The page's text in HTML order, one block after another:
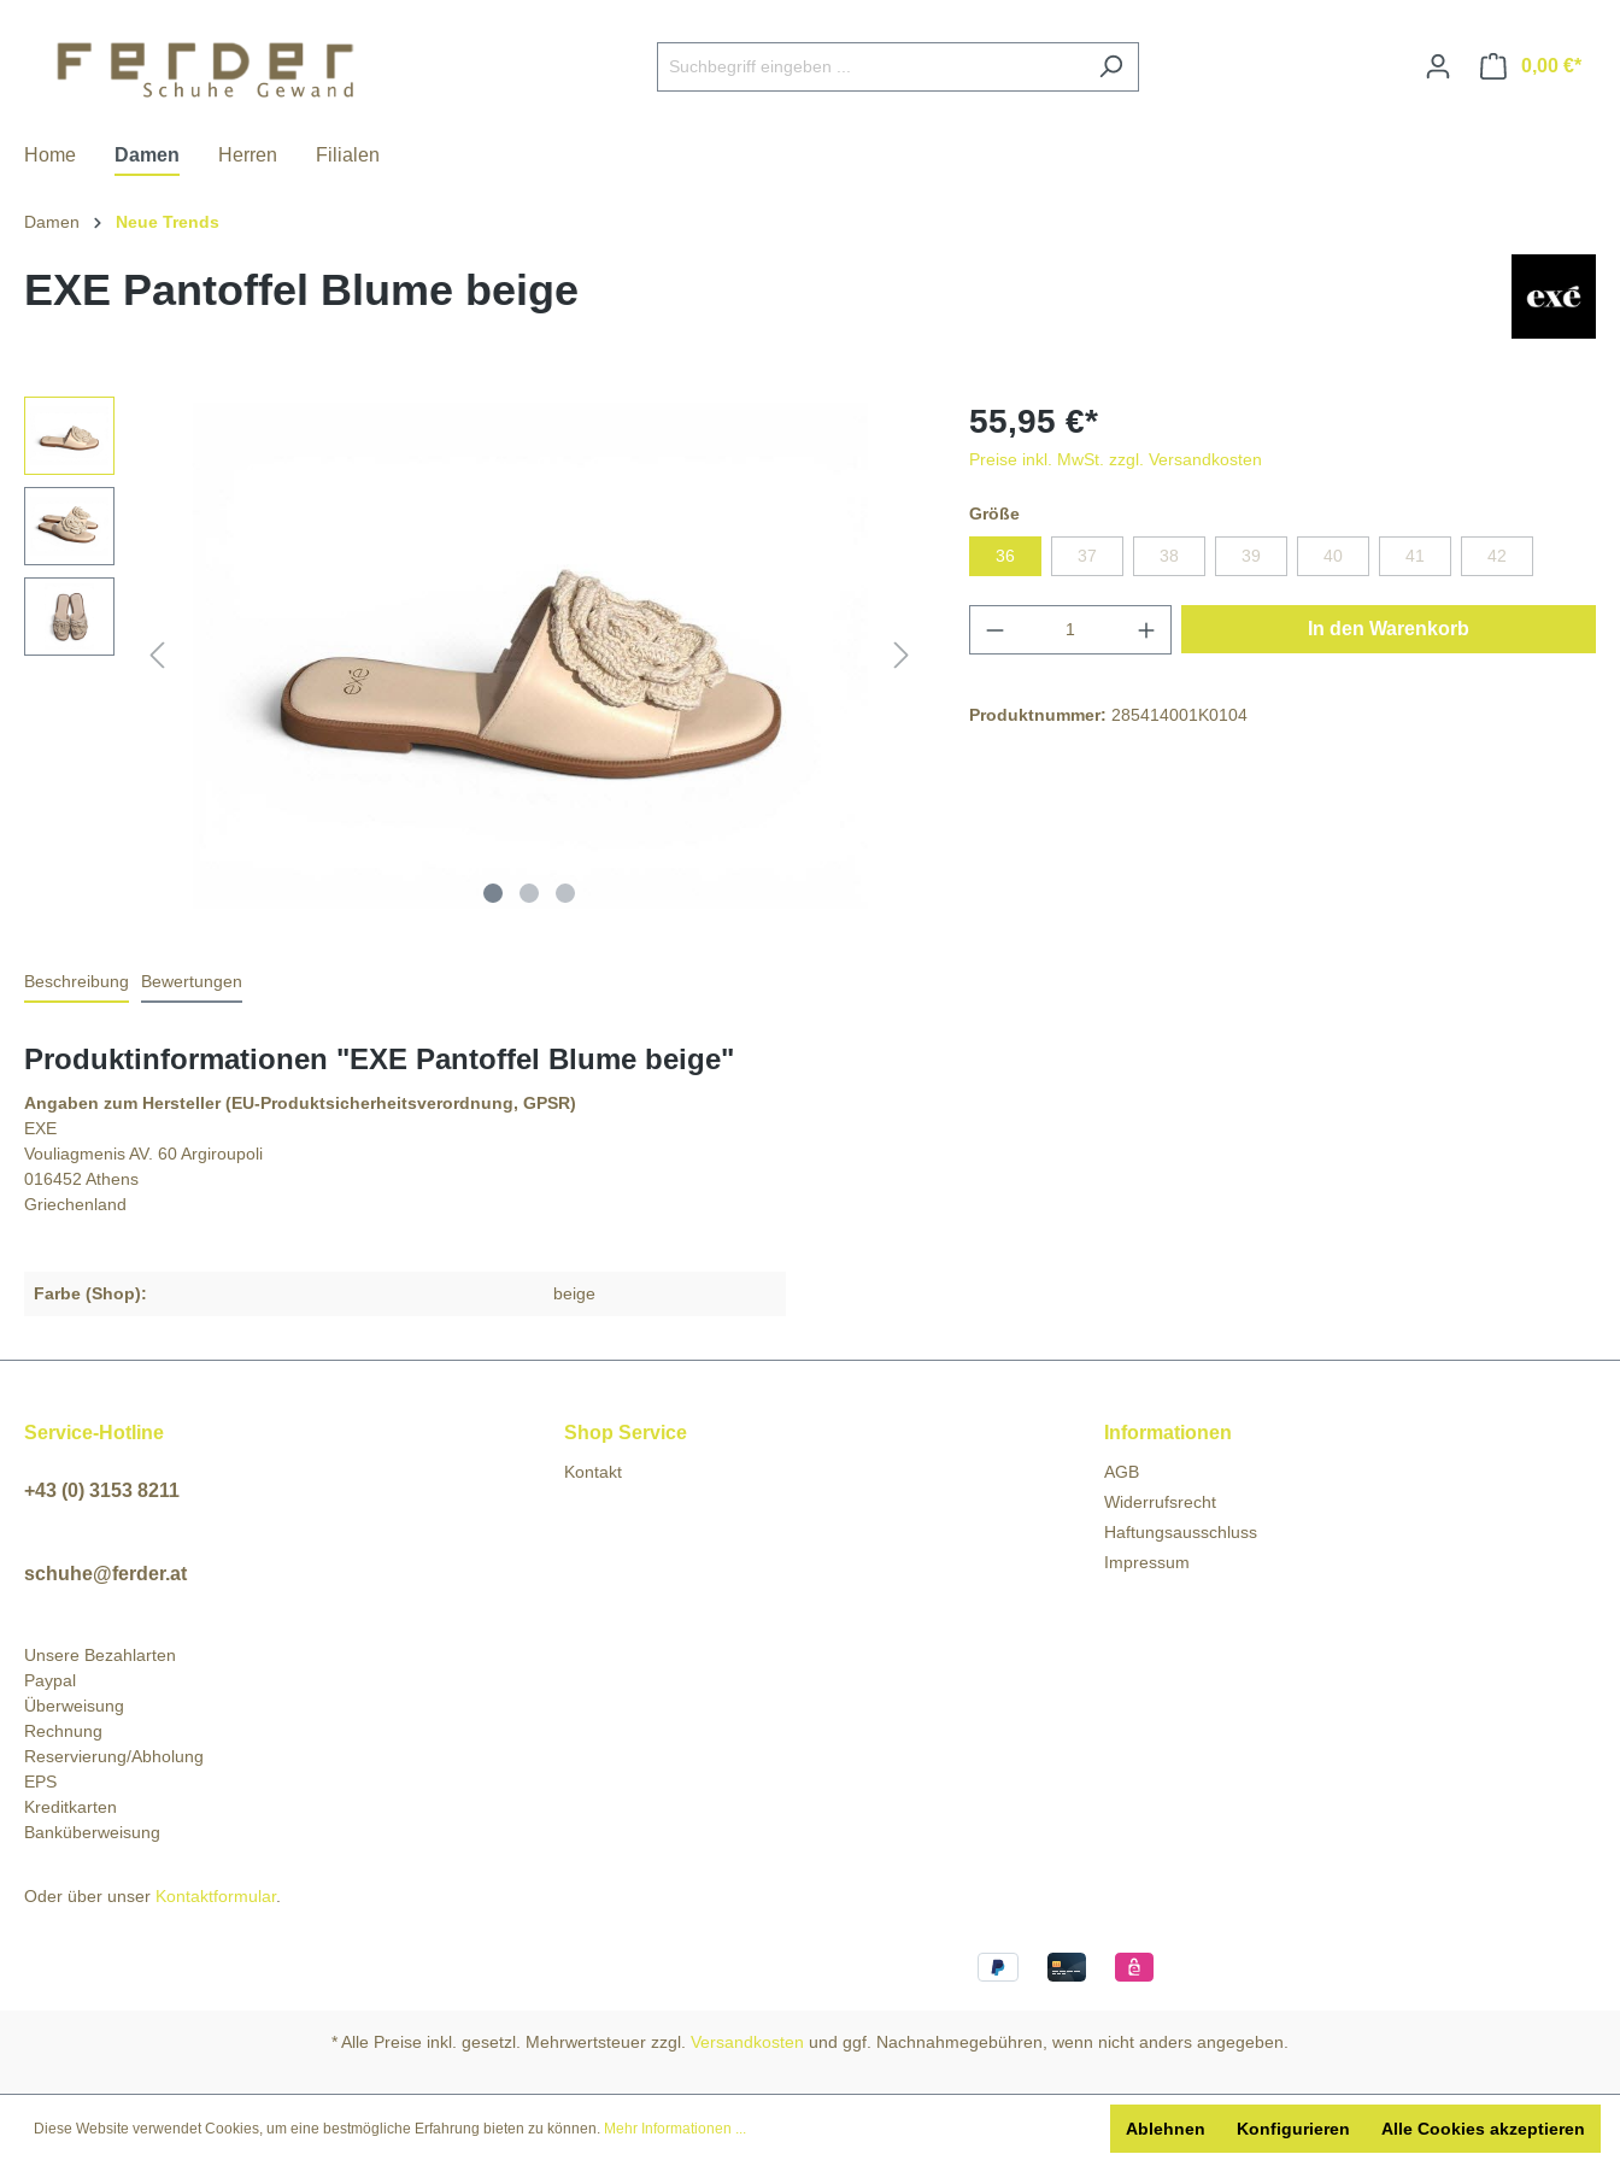
0,00 €*
Home Damen Herren Filialen
Damen Neue Trends
EXE Pantoffel Blume beige
55,95 €*
Preise inkl. MwSt. zzgl. Versandkosten
Größe
36 37 38 39 40 41 42
In den Warenkorb
Produktnummer: 285414001K0104
Beschreibung Bewertungen
Produktinformationen "EXE Pantoffel Blume beige"
Angaben zum Hersteller (EU-Produktsicherheitsverordnung, GPSR)
EXE
Vouliagmenis AV. 60 Argiroupoli
016452 Athens
Griechenland
Farbe (Shop): beige
Service-Hotline
+43 (0) 3153 8211
schuhe@ferder.at
Unsere Bezahlarten
Paypal
Überweisung
Rechnung
Reservierung/Abholung
EPS
Kreditkarten
Banküberweisung
Oder über unser Kontaktformular.
Shop Service
Kontakt
Informationen
AGB
Widerrufsrecht
Haftungsausschluss
Impressum
* Alle Preise inkl. gesetzl. Mehrwertsteuer zzgl. Versandkosten und ggf. Nachnahmegebühren, wenn nicht anders angegeben.
Diese Website verwendet Cookies, um eine bestmögliche Erfahrung bieten zu können. Mehr Informationen ... Ablehnen Konfigurieren Alle Cookies akzeptieren